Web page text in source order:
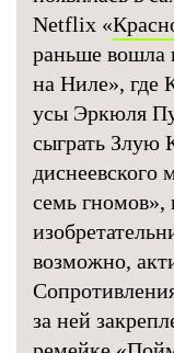
Netflix «
раньше вошла
на Ниле», где
усы Эркюля
сыграть Злую
диснеевского
семь гномов»,
возможно,
за ней